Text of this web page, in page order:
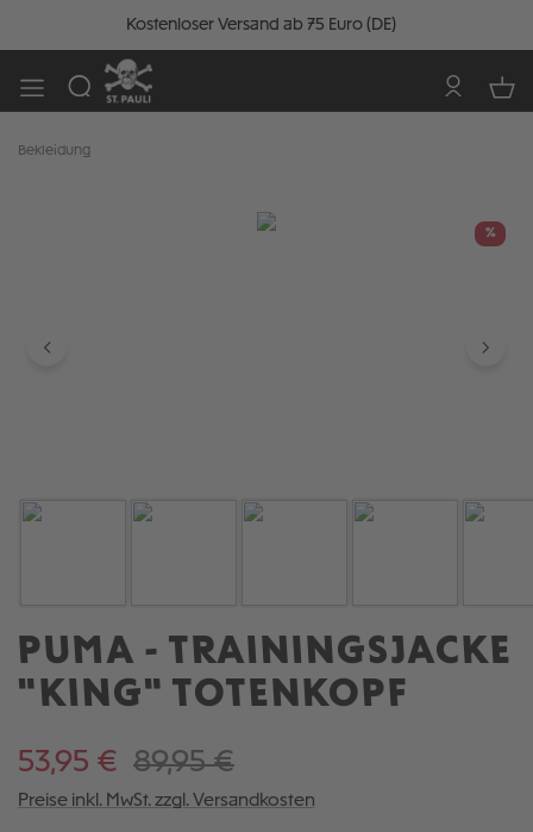
Kostenloser Versand ab 75 Euro (DE)
Bekleidung
%
PUMA - TRAININGSJACKE
"KING" TOTENKOPF
53,95 € 89,95 €
Preise inkl. MwSt. zzgl. Versandkosten